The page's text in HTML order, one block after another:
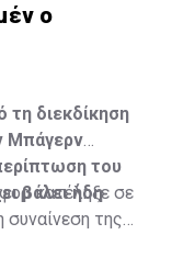
ο
διεκδίκηση
Μπάγερν
του
βάλει ήδη
κατέληξε σε
συναίνεση της